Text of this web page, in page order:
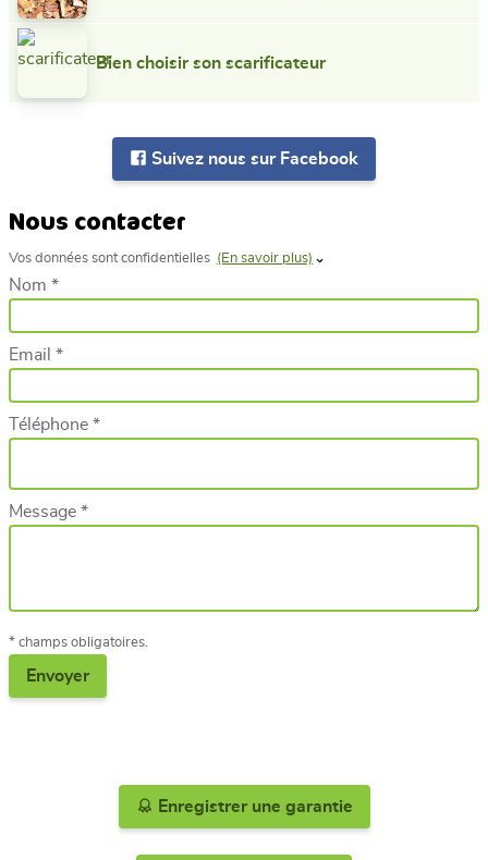
Bien choisir son scarificateur
Suivez nous sur Facebook
Nous contacter
Vos données sont confidentielles (En savoir plus)
Nom *
Email *
Téléphone *
Message *
* champs obligatoires.
Enregistrer une garantie